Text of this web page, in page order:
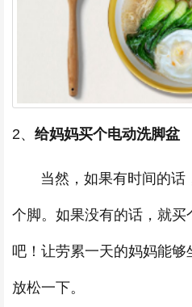
2、 给妈妈买个电动洗脚盆
当然，如果有时间的话
个脚。如果没有的话，就
吧！让劳累一天的妈妈能够
放松一下。